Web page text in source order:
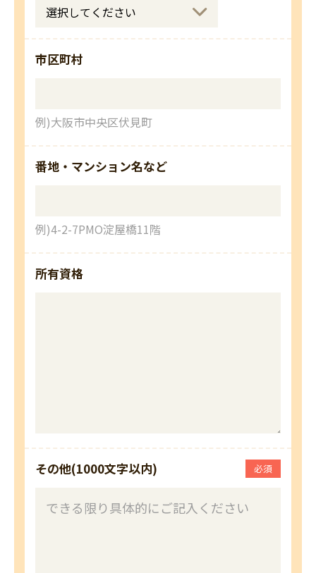
市区町村
例)大阪市中央区伏見町
番地・マンション名など
例)4-2-7PMO淀屋橋11階
所有資格
その他(1000文字以内) 必須